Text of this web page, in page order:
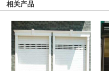
相关产品